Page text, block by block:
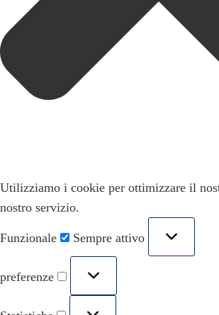
Utilizziamo i cookie per ottimizzare il
nostro servizio.
Funzionale Sempre attivo
preferenze